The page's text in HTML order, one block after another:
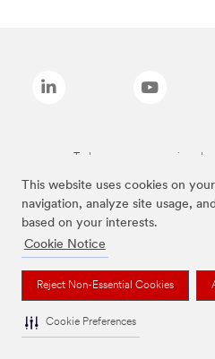
This website uses cookies on
navigation, analyze site usage,
based on your interests.
Cookie Notice
Reject Non-Essential Cookies
Cookie Preferences
Todas as marcas